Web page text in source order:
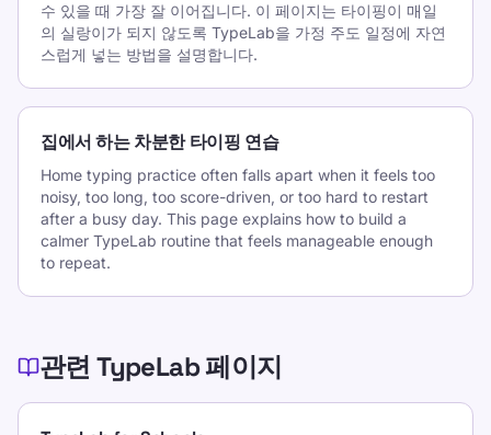
수 있을 때 가장 잘 이어집니다. 이 페이지는 타이핑이 매일
의 실랑이가 되지 않도록 TypeLab을 가정 주도 일정에 자연
스럽게 넣는 방법을 설명합니다.
집에서 하는 차분한 타이핑 연습
Home typing practice often falls apart when it feels too
noisy, too long, too score-driven, or too hard to restart
after a busy day. This page explains how to build a
calmer TypeLab routine that feels manageable enough
to repeat.
관련 TypeLab 페이지